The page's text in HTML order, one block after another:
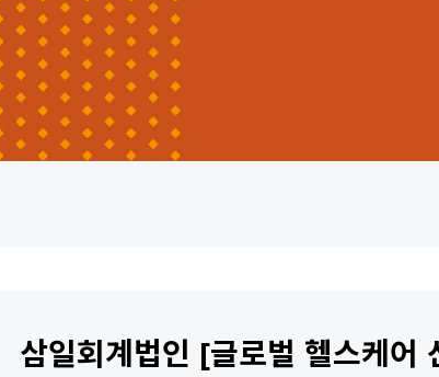
삼일회계법인 [글로벌 헬스케어